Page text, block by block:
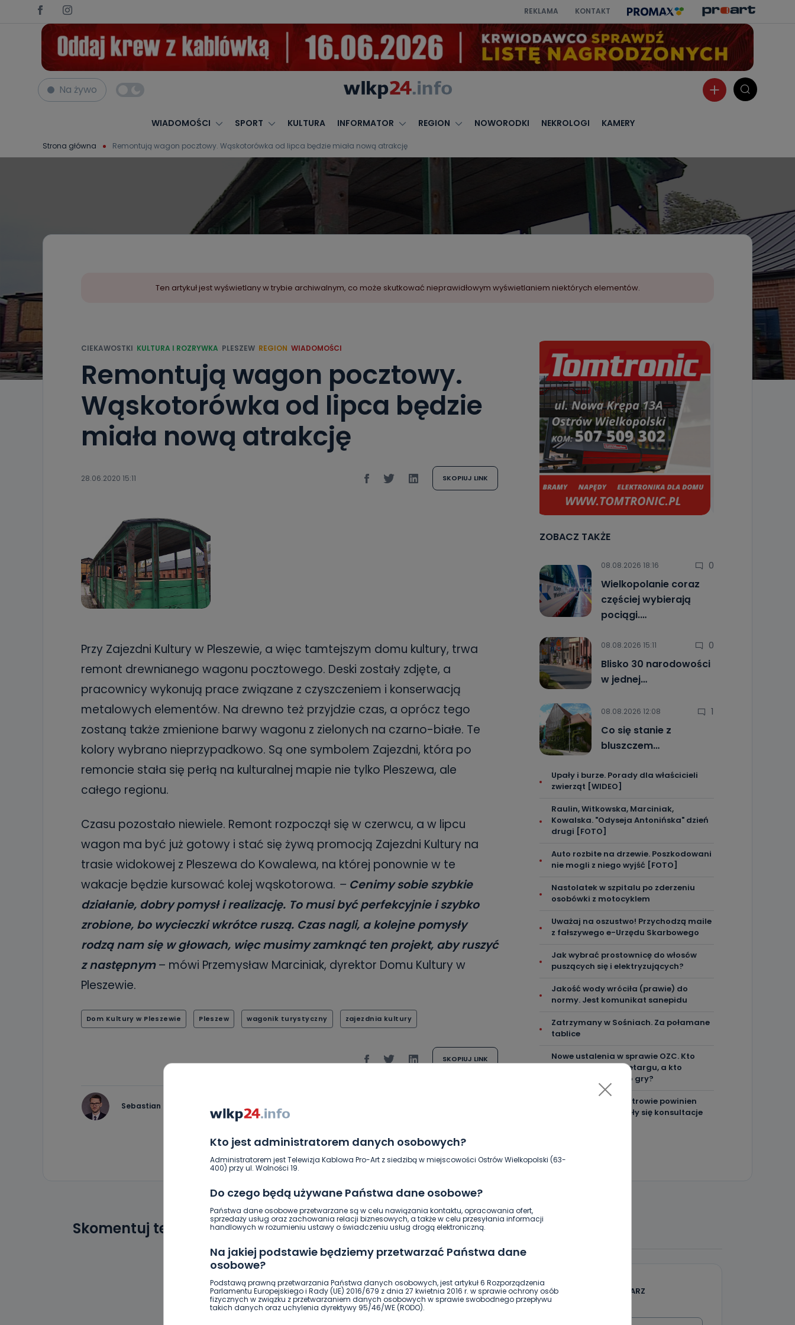
REKLAMA KONTAKT
Na żywo
WIADOMOŚCI SPORT KULTURA INFORMATOR REGION NOWORODKI NEKROLOGI KAMERY
Strona główna Remontują wagon pocztowy. Wąskotorówka od lipca będzie miała nową atrakcję
Kto jest administratorem danych osobowych?
Administratorem jest Telewizja Kablowa Pro-Art z siedzibą w miejscowości Ostrów Wielkopolski (63-
400) przy ul. Wolności 19.
Do czego będą używane Państwa dane osobowe?
Państwa dane osobowe przetwarzane są w celu nawiązania kontaktu, opracowania ofert,
sprzedaży usług oraz zachowania relacji biznesowych, a także w celu przesyłania informacji
handlowych w rozumieniu ustawy o świadczeniu usług drogą elektroniczną.
Na jakiej podstawie będziemy przetwarzać Państwa dane
osobowe?
Podstawą prawną przetwarzania Państwa danych osobowych, jest artykuł 6 Rozporządzenia
Parlamentu Europejskiego i Rady (UE) 2016/679 z dnia 27 kwietnia 2016 r. w sprawie ochrony osób
fizycznych w związku z przetwarzaniem danych osobowych w sprawie swobodnego przepływu
takich danych oraz uchylenia dyrektywy 95/46/WE (RODO).
Ten artykuł jest wyświetlany w trybie archiwalnym, co może skutkować nieprawidłowym wyświetlaniem niektórych elementów.
CIEKAWOSTKI KULTURA I ROZRYWKA PLESZEW REGION WIADOMOŚCI
Remontują wagon pocztowy.
Wąskotorówka od lipca będzie
miała nową atrakcję
28.06.2020 15:11 SKOPIUJ LINK
Przy Zajezdni Kultury w Pleszewie, a więc tamtejszym domu kultury, trwa
remont drewnianego wagonu pocztowego. Deski zostały zdjęte, a
pracownicy wykonują prace związane z czyszczeniem i konserwacją
metalowych elementów. Na drewno też przyjdzie czas, a oprócz tego
zostaną także zmienione barwy wagonu z zielonych na czarno-białe. Te
kolory wybrano nieprzypadkowo. Są one symbolem Zajezdni, która po
remoncie stała się perłą na kulturalnej mapie nie tylko Pleszewa, ale
całego regionu.
Czasu pozostało niewiele. Remont rozpoczął się w czerwcu, a w lipcu
wagon ma być już gotowy i stać się żywą promocją Zajezdni Kultury na
trasie widokowej z Pleszewa do Kowalewa, na której ponownie w te
wakacje będzie kursować kolej wąskotorowa. – Cenimy sobie szybkie
działanie, dobry pomysł i realizację. To musi być perfekcyjnie i szybko
zrobione, bo wycieczki wkrótce ruszą. Czas nagli, a kolejne pomysły
rodzą nam się w głowach, więc musimy zamknąć ten projekt, aby ruszyć
z następnym– mówi Przemysław Marciniak, dyrektor Domu Kultury w
Pleszewie.
Dom Kultury w Pleszewie Pleszew wagonik turystyczny zajezdnia kultury
SKOPIUJ LINK
Sebastian Matyszczak
ZOBACZ TAKŻE
08.08.2026 18:16 0
Wielkopolanie coraz
częściej wybierają
pociągi.…
08.08.2026 15:11 0
Blisko 30 narodowości
w jednej…
08.08.2026 12:08 1
Co się stanie z
bluszczem…
Upały i burze. Porady dla właścicieli
zwierząt [WIDEO]
Raulin, Witkowska, Marciniak,
Kowalska. "Odyseja Antonińska" dzień
drugi [FOTO]
Auto rozbite na drzewie. Poszkodowani
nie mogli z niego wyjść [FOTO]
Nastolatek w szpitalu po zderzeniu
osobówki z motocyklem
Uważaj na oszustwo! Przychodzą maile
z fałszywego e-Urzędu Skarbowego
Jak wybrać prostownicę do włosów
puszących się i elektryzujących?
Jakość wody wróciła (prawie) do
normy. Jest komunikat sanepidu
Zatrzymany w Sośniach. Za połamane
tablice
Nowe ustalenia w sprawie OZC. Kto
spełnił warunki przetargu, a kto
próbował wrócić do gry?
Czy aquapark w Ostrowie powinien
powstać? Rozpoczęły się konsultacje
Skomentuj ten wpis jako pierwszy! DOŁĄCZ DO DYSKUSJI
DODAJ SWÓJ KOMENTARZ